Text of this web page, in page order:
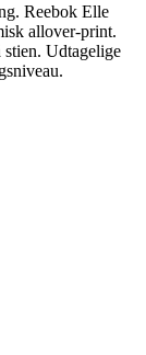
Reebok Elle
allover-print.
stien. Udtagelige